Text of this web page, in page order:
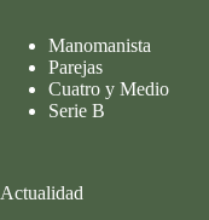
Manomanista
Parejas
Cuatro y Medio
Serie B
Actualidad